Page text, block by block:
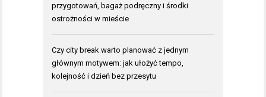
przygotowań, bagaż podręczny i środki
ostrożności w mieście
Czy city break warto planować z jednym
głównym motywem: jak ułożyć tempo,
kolejność i dzień bez przesytu